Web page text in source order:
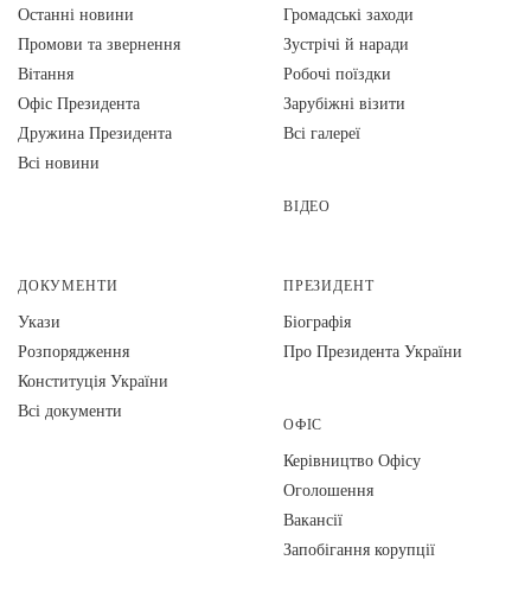
Останні новини
Промови та звернення
Вiтання
Офіс Президента
Дружина Президента
Всі новини
Громадські заходи
Зустрічі й наради
Робочі поїздки
Зарубіжні візити
Всі галереї
ВІДЕО
ДОКУМЕНТИ
Укази
Розпорядження
Конституція України
Всі документи
ПРЕЗИДЕНТ
Біографія
Про Президента України
ОФІС
Керівництво Офісу
Оголошення
Вакансії
Запобігання корупції